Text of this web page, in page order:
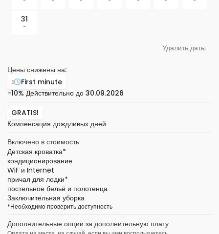
31
-
Удалить даты
Цены снижены на:
First minute
-10% Действительно до 30.09.2026
GRATIS!
Компенсация дождливых дней
Включено в стоимость
Детская кроватка*
кондиционирование
WiF и Internet
причал для лодки*
постельное бельё и полотенца
Заключительная уборка
*Необходимо проверить доступность
Дополнительные опции за дополнительную плату